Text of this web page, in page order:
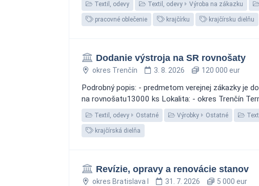
Textil, odevy Textil, odevy Výroba na zákazku
pracovné oblečenie krajčírku krajčírsku dielňu
Dodanie výstroja na SR rovnošaty
okres Trenčín 3. 8. 2026 120 000 eur
Podrobný popis: - predmetom verejnej zákazky je
na rovnošatu13000 ks Lokalita: - okres Trenčín
Textil, odevy Ostatné Výrobky Ostatné
krajčírská dielňa
Revízie, opravy a renovácie stanov
okres Bratislava I 31. 7. 2026 5 000 eur